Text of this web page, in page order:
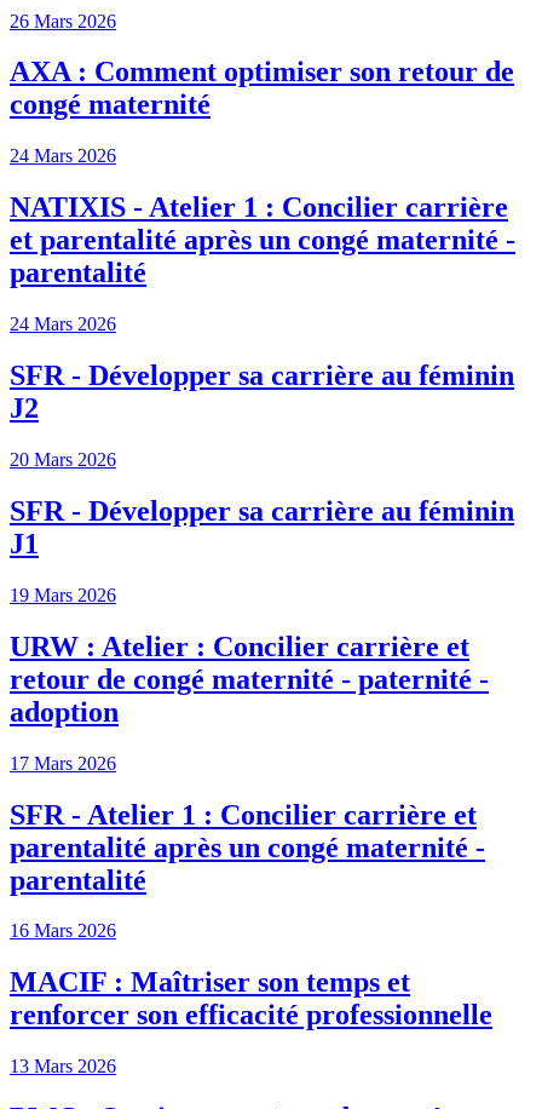
26 Mars 2026
AXA : Comment optimiser son retour de
congé maternité
24 Mars 2026
NATIXIS - Atelier 1 : Concilier carrière
et parentalité après un congé maternité -
parentalité
24 Mars 2026
SFR - Développer sa carrière au féminin
J2
20 Mars 2026
SFR - Développer sa carrière au féminin
J1
19 Mars 2026
URW : Atelier : Concilier carrière et
retour de congé maternité - paternité -
adoption
17 Mars 2026
SFR - Atelier 1 : Concilier carrière et
parentalité après un congé maternité -
parentalité
16 Mars 2026
MACIF : Maîtriser son temps et
renforcer son efficacité professionnelle
13 Mars 2026